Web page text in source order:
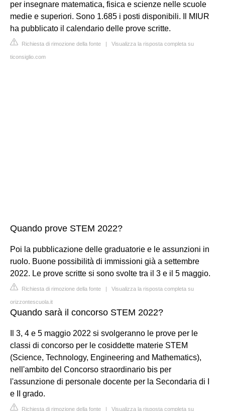
per insegnare matematica, fisica e scienze nelle scuole
medie e superiori. Sono 1.685 i posti disponibili. Il MIUR
ha pubblicato il calendario delle prove scritte.
Richiesta di rimozione della fonte | Visualizza la risposta completa su
ticonsiglio.com
Quando prove STEM 2022?
Poi la pubblicazione delle graduatorie e le assunzioni in
ruolo. Buone possibilità di immissioni già a settembre
2022. Le prove scritte si sono svolte tra il 3 e il 5 maggio.
Richiesta di rimozione della fonte | Visualizza la risposta completa su
orizzontescuola.it
Quando sarà il concorso STEM 2022?
Il 3, 4 e 5 maggio 2022 si svolgeranno le prove per le
classi di concorso per le cosiddette materie STEM
(Science, Technology, Engineering and Mathematics),
nell'ambito del Concorso straordinario bis per
l'assunzione di personale docente per la Secondaria di I
e II grado.
Richiesta di rimozione della fonte | Visualizza la risposta completa su